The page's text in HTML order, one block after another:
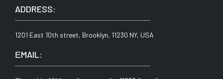
ADDRESS:
1201 East 10th street, Brooklyn, 11230 NY, USA
ЕMAIL: